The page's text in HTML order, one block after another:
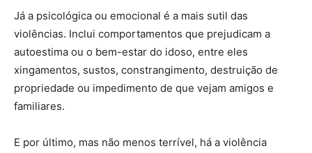
Já a psicológica ou emocional é a mais sutil das
violências. Inclui comportamentos que prejudicam a
autoestima ou o bem-estar do idoso, entre eles
xingamentos, sustos, constrangimento, destruição de
propriedade ou impedimento de que vejam amigos e
familiares.
E por último, mas não menos terrível, há a violência